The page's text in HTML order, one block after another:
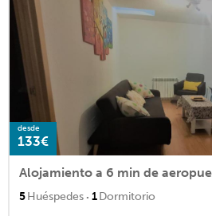
desde
133€
5Huéspedes · 1Dormitorio